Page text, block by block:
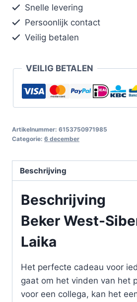
Snelle levering
Persoonlijk contact
Veilig betalen
VEILIG BETALEN
Artikelnummer: 6153750971985
Categorie: 6 december
Beschrijving
Beschrijving
Beker West-
Laika
Het perfecte cadeau voor
gaat om het vinden van het
voor een collega, kan het